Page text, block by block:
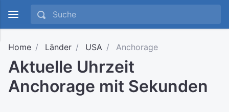
Home Länder USA Anchorage
Aktuelle Uhrzeit
Anchorage mit Sekunden